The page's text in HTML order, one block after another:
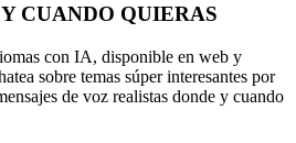
CUANDO QUIERAS
con IA, disponible en web y
sobre temas súper interesantes por
de voz realistas donde y cuando